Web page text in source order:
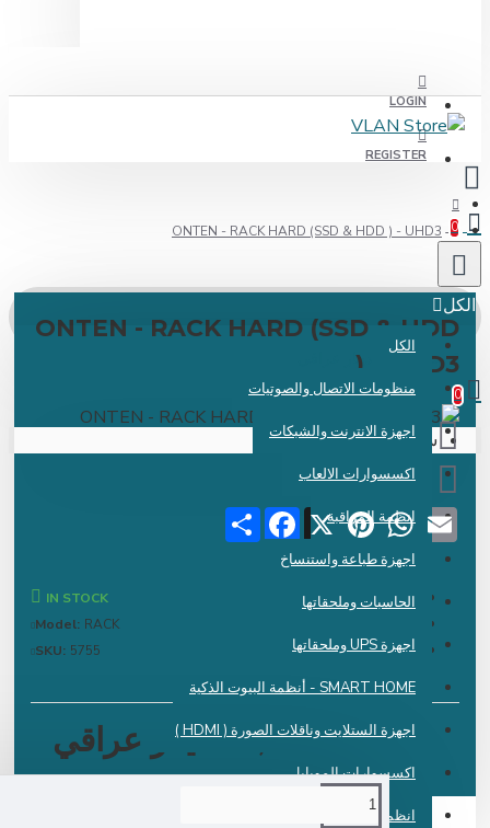
LOGIN
REGISTER
الكل
منظومات الاتصال والصوتيات
اجهزة الانترنت والشبكات
اكسسوارات الالعاب
انظمة المراقبة
اجهزة طباعة واستنساخ
الحاسبات وملحقاتها
اجهزة UPS وملحقاتها
SMART HOME - أنظمة البيوت الذكية
اجهزة الستلايت وناقلات الصورة ( HDMI )
اكسسوارات الموبايل
انظمة الكاشير ونقاط البيع
سلة الشراء فارغة !
ONTEN - RACK HARD (SSD & HDD ) - UHD3
ONTEN - RACK HARD (SSD &
) -
Share
Facebook X
Pinterest
WhatsApp
24,000 دينار عراقي
IN STOCK
Model:
SKU: